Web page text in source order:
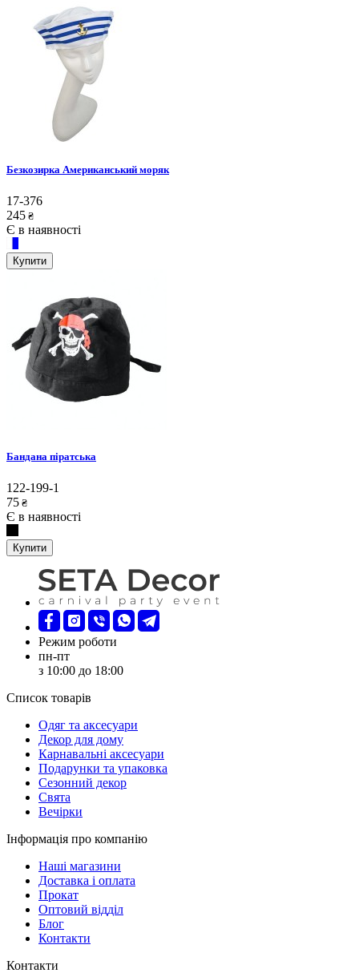
Безкозирка Американський моряк
17-376
245 ₴
Є в наявності
Купити
Бандана піратська
122-199-1
75 ₴
Є в наявності
Купити
Режим роботи
пн-пт
з 10:00 до 18:00
Список товарів
Oдяг та аксесуари
Декор для дому
Карнавальні аксесуари
Подарунки та упаковка
Сезонний декор
Свята
Вечірки
Інформація про компанію
Наші магазини
Доставка і оплата
Прокат
Оптовий відділ
Блог
Контакти
Контакти